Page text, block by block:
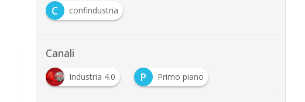
C
confindustria
Canali
Industria 4.0 P Primo piano